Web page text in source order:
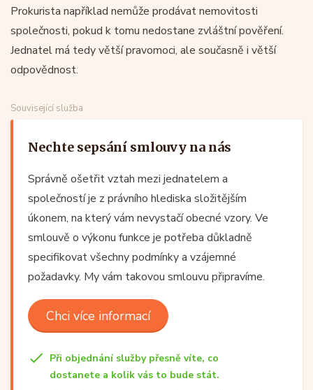
Prokurista například nemůže prodávat nemovitosti
společnosti, pokud k tomu nedostane zvláštní pověření.
Jednatel má tedy větší pravomoci, ale současně i větší
odpovědnost.
Související služba
Nechte sepsání smlouvy na nás
Správně ošetřit vztah mezi jednatelem a
společností je z právního hlediska složitějším
úkonem, na který vám nevystačí obecné vzory. Ve
smlouvě o výkonu funkce je potřeba důkladně
specifikovat všechny podmínky a vzájemné
požadavky. My vám takovou smlouvu připravíme.
Chci více informací
Při objednání služby přesně víte, co
dostanete a kolik vás to bude stát.